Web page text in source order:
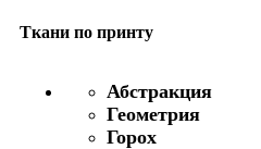
Ткани по принту
Абстракция
Геометрия
Горох